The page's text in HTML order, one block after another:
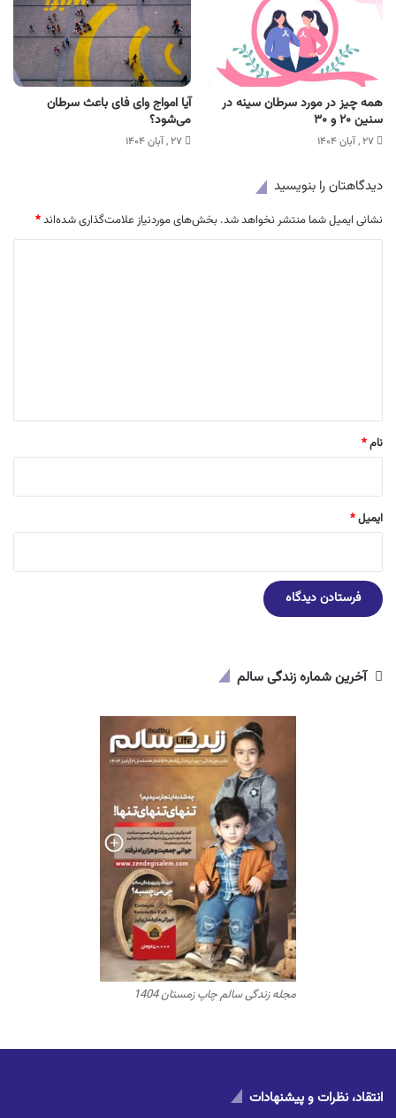
همه‌ چیز در مورد سرطان سینه در
سنین ۲۰ و ۳۰
۲۷ , آبان ۱۴۰۴
آیا امواج وای‌ فای باعث سرطان
می‌شود؟
۲۷ , آبان ۱۴۰۴
دیدگاهتان را بنویسید
نشانی ایمیل شما منتشر نخواهد شد. بخش‌های موردنیاز علامت‌گذاری شده‌اند*
نام*
ایمیل*
آخرین شماره زندگی سالم
مجله زندگی سالم چاپ زمستان 1404
انتقاد، نظرات و پیشنهادات